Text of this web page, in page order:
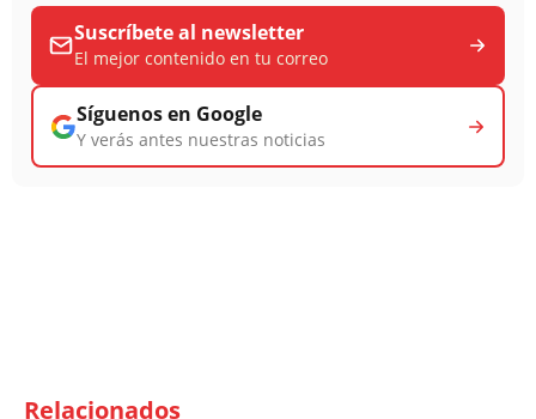
Suscríbete al newsletter
El mejor contenido en tu correo
Síguenos en Google
Y verás antes nuestras noticias
Relacionados